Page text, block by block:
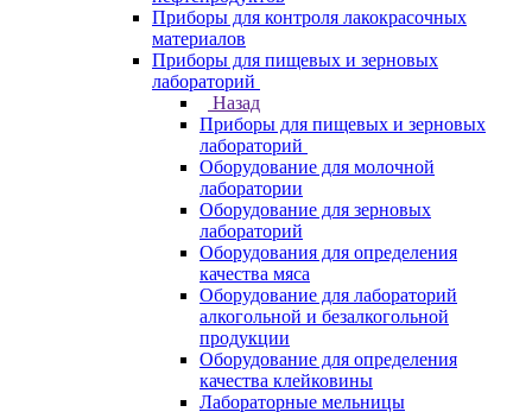
Приборы для контроля лакокрасочных
материалов
Приборы для пищевых и зерновых
лабораторий
Назад
Приборы для пищевых и зерновых
лабораторий
Оборудование для молочной
лаборатории
Оборудование для зерновых
лабораторий
Оборудования для определения
качества мяса
Оборудование для лабораторий
алкогольной и безалкогольной
продукции
Оборудование для определения
качества клейковины
Лабораторные мельницы